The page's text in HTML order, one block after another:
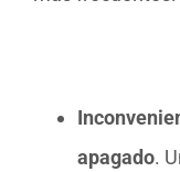
apagado.